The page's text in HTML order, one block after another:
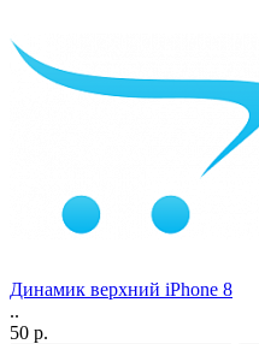
Динамик верхний iPhone 8
..
50 р.